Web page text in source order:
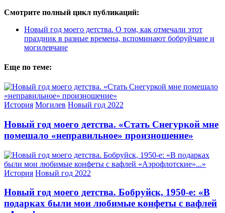
Смотрите полный цикл публикаций:
Новый год моего детства. О том, как отмечали этот
праздник в разные времена, вспоминают бобруйчане и
могилевчане
Еще по теме:
История Могилев Новый год 2022
Новый год моего детства. «Стать Снегуркой мне
помешало «неправильное» произношение»
История Новый год 2022
Новый год моего детства. Бобруйск, 1950-е: «В
подарках были мои любимые конфеты с вафлей